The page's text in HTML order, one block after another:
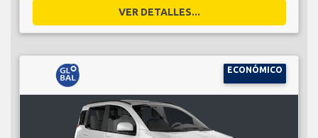
VER DETALLES...
ECONÓMICO